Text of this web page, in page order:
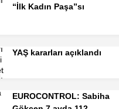
“İlk Kadın Paşa”sı
YAŞ kararları açıklandı
EUROCONTROL: Sabiha